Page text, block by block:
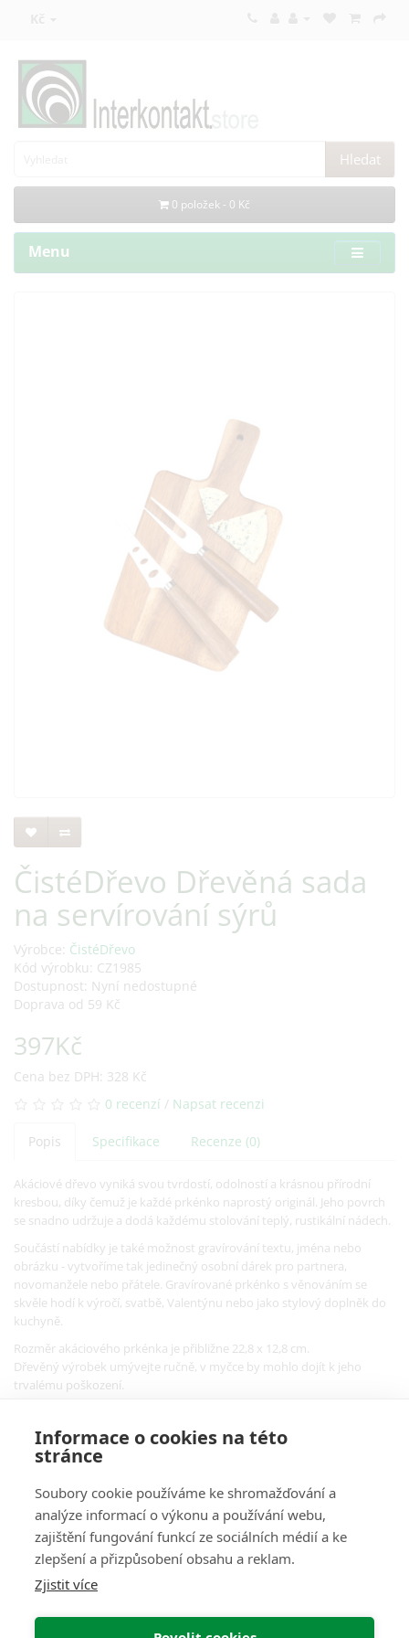
Informace o cookies na této
stránce
Soubory cookie používáme ke shromažďování a
analýze informací o výkonu a používání webu,
zajištění fungování funkcí ze sociálních médií a ke
zlepšení a přizpůsobení obsahu a reklam.
Zjistit více
Kč
Hledat
0 položek - 0 Kč
Menu
ČistéDřevo Dřevěná sada
na servírování sýrů
Výrobce: ČistéDřevo
Kód výrobku: CZ1985
Dostupnost: Nyní nedostupné
Doprava od 59 Kč
397Kč
Cena bez DPH: 328 Kč
0 recenzí / Napsat recenzi
Popis Specifikace Recenze (0)
Akáciové dřevo vyniká svou tvrdostí, odolností a krásnou přírodní
kresbou, díky čemuž je každé prkénko naprostý originál. Jeho povrch
se snadno udržuje a dodá každému stolování teplý, rustikální nádech.
Součástí nabídky je také možnost gravírování textu, jména nebo
obrázku - vytvoříme tak jedinečný osobní dárek pro partnera,
novomanžele nebo přátele. Gravírované prkénko s věnováním se
skvěle hodí k výročí, svatbě, Valentýnu nebo jako stylový doplněk do
kuchyně.
Rozměr akáciového prkénka je přibližne 22,8 x 12,8 cm.
Dřevěný výrobek umývejte ručně, v myčce by mohlo dojít k jeho
trvalému poškození.
O Nás
Pro Zákazníky